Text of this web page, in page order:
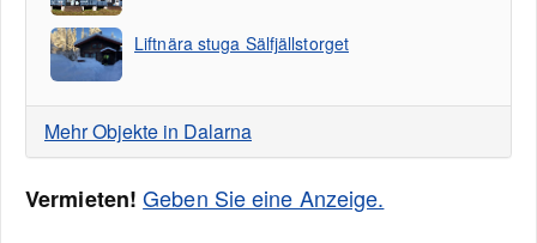
Liftnära stuga Sälfjällstorget
Mehr Objekte in Dalarna
Vermieten! Geben Sie eine Anzeige.